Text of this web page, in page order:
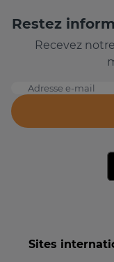
Restez
Recevez
Adresse e-mail
Sites